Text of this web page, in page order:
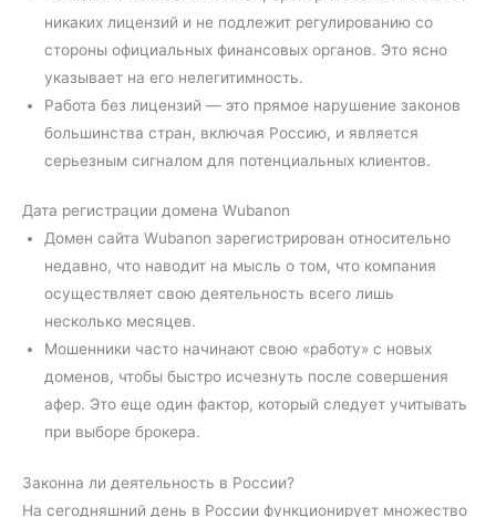
никаких лицензий и не подлежит регулированию со
стороны официальных финансовых органов. Это ясно
указывает на его нелегитимность.
Работа без лицензий — это прямое нарушение законов
большинства стран, включая Россию, и является
серьезным сигналом для потенциальных клиентов.
Дата регистрации домена Wubanon
Домен сайта Wubanon зарегистрирован относительно
недавно, что наводит на мысль о том, что компания
осуществляет свою деятельность всего лишь
несколько месяцев.
Мошенники часто начинают свою «работу» с новых
доменов, чтобы быстро исчезнуть после совершения
афер. Это еще один фактор, который следует учитывать
при выборе брокера.
Законна ли деятельность в России?
На сегодняшний день в России функционирует множество